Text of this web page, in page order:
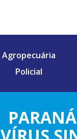
Agropecuária
Policial